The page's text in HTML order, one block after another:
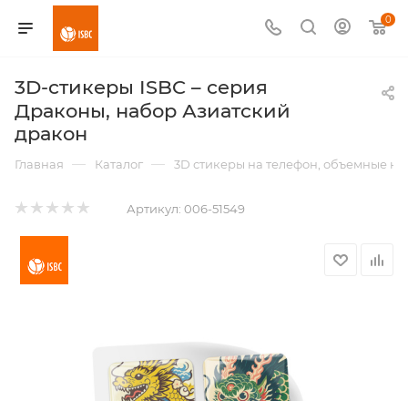
0
3D-стикеры ISBC – серия
Драконы, набор Азиатский
дракон
Главная — Каталог — 3D стикеры на телефон, объемные
Артикул: 006-51549